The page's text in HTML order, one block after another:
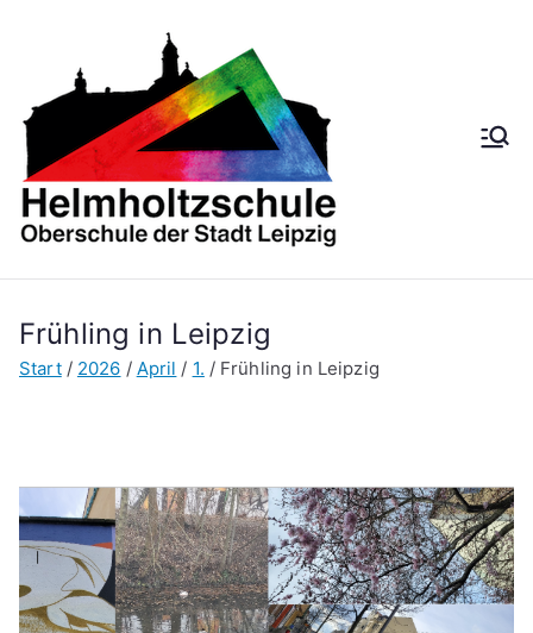
springen
ule
Frühling in Leipzig
Start 2026 April 1. Frühling in Leipzig